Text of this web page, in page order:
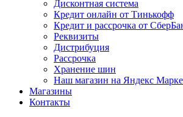
Дисконтная система
Кредит онлайн от Тинькофф
Кредит и рассрочка от
Реквизиты
Дистрибуция
Рассрочка
Хранение шин
Наш магазин на Яндекс
Магазины
Контакты